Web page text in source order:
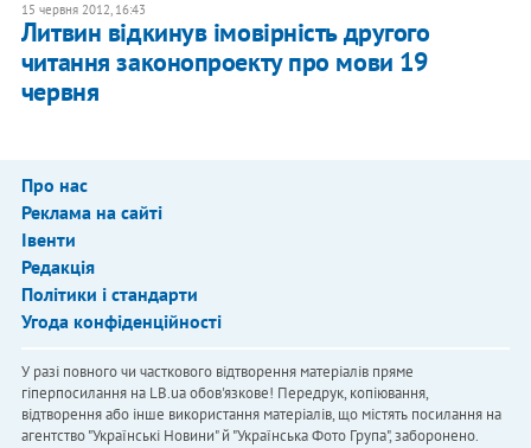
15 червня 2012, 16:43
Литвин відкинув імовірність другого
читання законопроекту про мови 19
червня
Про нас
Реклама на сайті
Івенти
Редакція
Політики і стандарти
Угода конфіденційності
У разі повного чи часткового відтворення матеріалів пряме
гіперпосилання на LB.ua обов'язкове! Передрук, копіювання,
відтворення або інше використання матеріалів, що містять посилання на
агентство "Українськi Новини" й "Українська Фото Група", заборонено.